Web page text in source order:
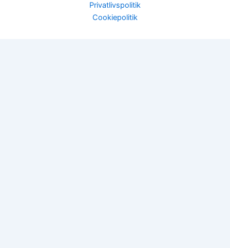
Privatlivspolitik
Cookiepolitik